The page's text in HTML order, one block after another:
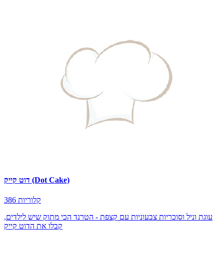
דוט קייק (Dot Cake)
386 קלוריות
עוגת וניל וסוכריות צבעוניות עם קצפת - הטרנד הכי מתוק שיש לילדים,
קבלו את הדוט קייק